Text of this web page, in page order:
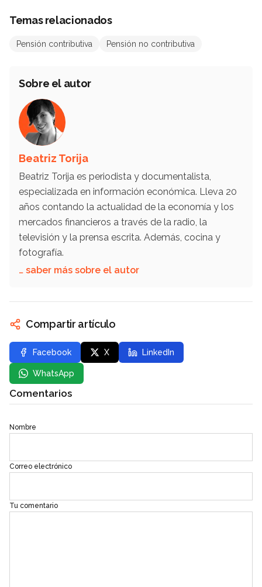
Temas relacionados
Pensión contributiva Pensión no contributiva
Sobre el autor
Beatriz Torija
Beatriz Torija es periodista y documentalista,
especializada en información económica. Lleva 20
años contando la actualidad de la economía y los
mercados financieros a través de la radio, la
televisión y la prensa escrita. Además, cocina y
fotografía.
… saber más sobre el autor
Compartir artículo
Facebook X LinkedIn
WhatsApp
Comentarios
Nombre
Correo electrónico
Tu comentario